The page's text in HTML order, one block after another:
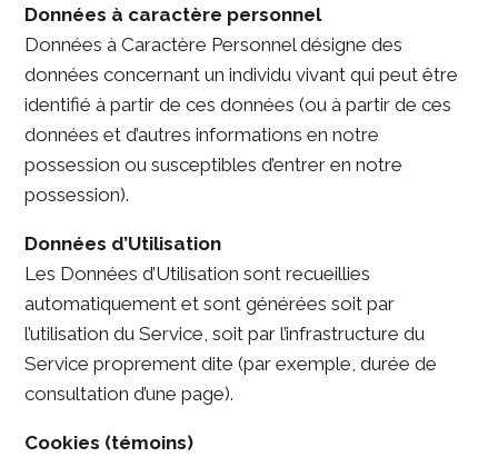
Données à caractère personnel
Données à Caractère Personnel désigne des
données concernant un individu vivant qui peut être
identifié à partir de ces données (ou à partir de ces
données et d’autres informations en notre
possession ou susceptibles d’entrer en notre
possession).
Données d’Utilisation
Les Données d’Utilisation sont recueillies
automatiquement et sont générées soit par
l’utilisation du Service, soit par l’infrastructure du
Service proprement dite (par exemple, durée de
consultation d’une page).
Cookies (témoins)